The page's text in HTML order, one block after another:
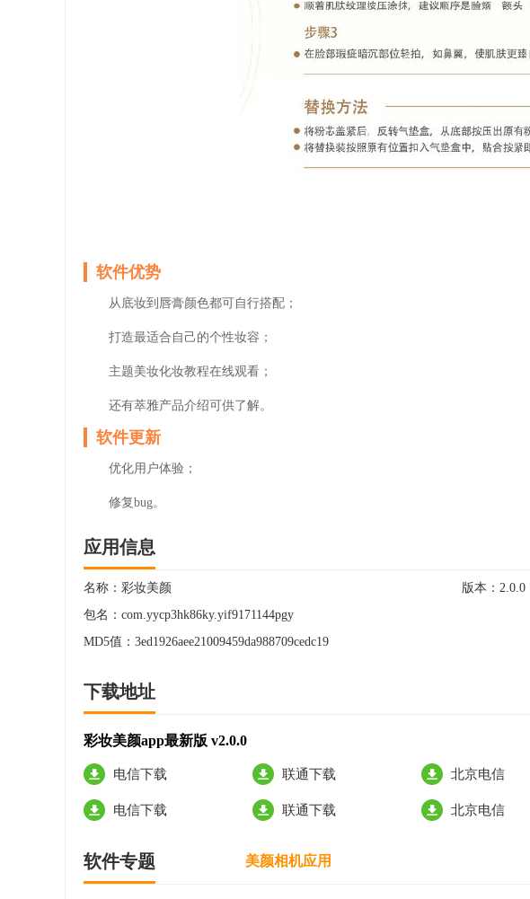
软件优势
从底妆到唇膏颜色都可自行搭配；
打造最适合自己的个性妆容；
主题美妆化妆教程在线观看；
还有萃雅产品介绍可供了解。
软件更新
优化用户体验；
修复bug。
应用信息
名称： 彩妆美颜 版本： 2.0.0
包名： com.yycp3hk86ky.yif9171144pgy
MD5值： 3ed1926aee21009459da988709cedc19
下载地址
彩妆美颜app最新版 v2.0.0
电信下载 联通下载 北京电信
电信下载 联通下载 北京电信
软件专题 美颜相机应用